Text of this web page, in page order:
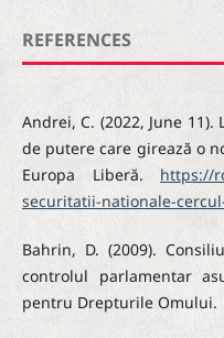
REFERENCES
Andrei, C. (2022, June
de putere care girează o
Europa Liberă. https://
securitatii-nationale-
Bahrin, D. (2009).
controlul parlamentar
pentru Drepturile Omului.